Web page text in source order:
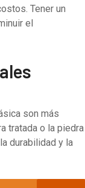
Tener un
el
son más
tratada o la piedra
durabilidad y la